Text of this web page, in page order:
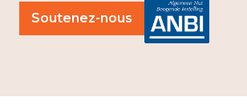
Soutenez-nous